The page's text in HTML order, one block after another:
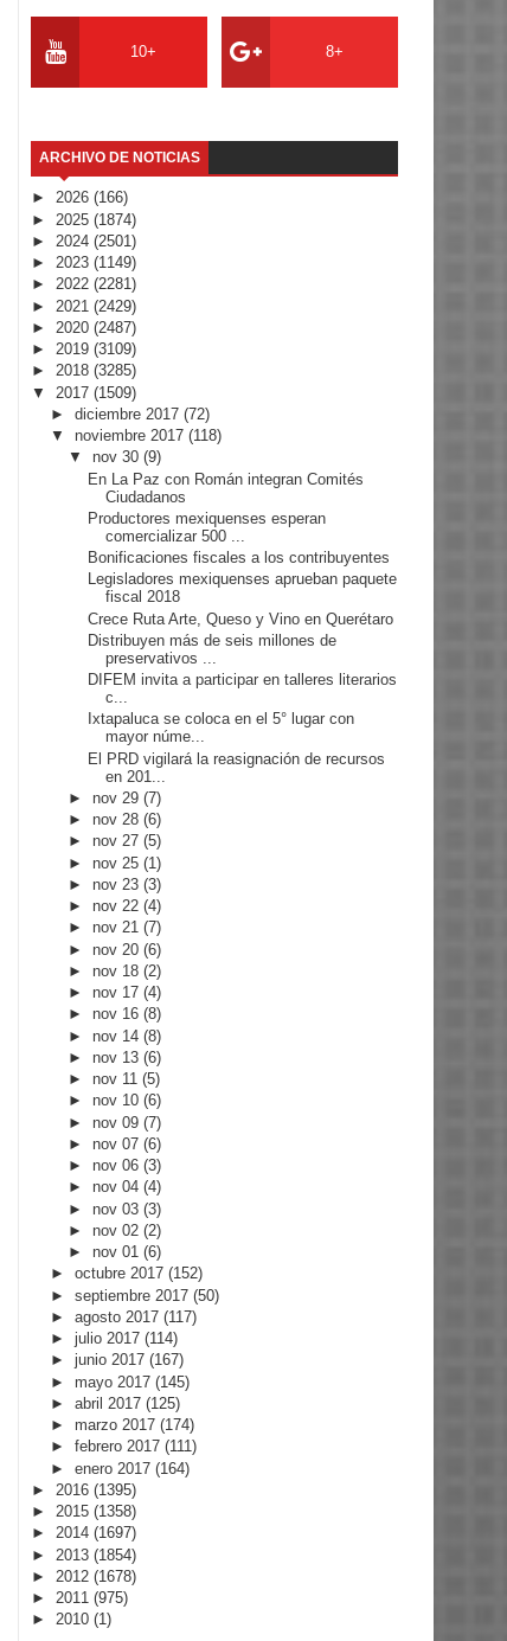
10+ 8+
ARCHIVO DE NOTICIAS
► 2026 (166)
► 2025 (1874)
► 2024 (2501)
► 2023 (1149)
► 2022 (2281)
► 2021 (2429)
► 2020 (2487)
► 2019 (3109)
► 2018 (3285)
▼ 2017 (1509)
► diciembre 2017 (72)
▼ noviembre 2017 (118)
▼ nov 30(9)
En La Paz con Román integran Comités
Ciudadanos
Productores mexiquenses esperan
comercializar 500 ...
Bonificaciones fiscales a los contribuyentes
Legisladores mexiquenses aprueban paquete
fiscal 2018
Crece Ruta Arte, Queso y Vino en Querétaro
Distribuyen más de seis millones de
preservativos ...
DIFEM invita a participar en talleres literarios
c...
Ixtapaluca se coloca en el 5° lugar con
mayor núme...
El PRD vigilará la reasignación de recursos
en 201...
► nov 29(7)
► nov 28(6)
► nov 27(5)
► nov 25(1)
► nov 23(3)
► nov 22(4)
► nov 21(7)
► nov 20(6)
► nov 18(2)
► nov 17(4)
► nov 16(8)
► nov 14(8)
► nov 13(6)
► nov 11(5)
► nov 10(6)
► nov 09(7)
► nov 07(6)
► nov 06(3)
► nov 04(4)
► nov 03(3)
► nov 02(2)
► nov 01(6)
► octubre 2017 (152)
► septiembre 2017 (50)
► agosto 2017 (117)
► julio 2017 (114)
► junio 2017 (167)
► mayo 2017 (145)
► abril 2017 (125)
► marzo 2017 (174)
► febrero 2017 (111)
► enero 2017 (164)
► 2016 (1395)
► 2015 (1358)
► 2014 (1697)
► 2013 (1854)
► 2012 (1678)
► 2011 (975)
► 2010 (1)